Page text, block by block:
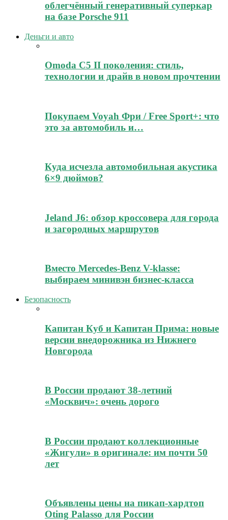
облегчённый генеративный суперкар
на базе Porsche 911
Деньги и авто
Omoda C5 II поколения: стиль,
технологии и драйв в новом прочтении
Покупаем Voyah Фри / Free Sport+: что
это за автомобиль и…
Куда исчезла автомобильная акустика
6×9 дюймов?
Jeland J6: обзор кроссовера для города
и загородных маршрутов
Вместо Mercedes-Benz V-klasse:
выбираем минивэн бизнес-класса
Безопасность
Капитан Куб и Капитан Прима: новые
версии внедорожника из Нижнего
Новгорода
В России продают 38-летний
«Москвич»: очень дорого
В России продают коллекционные
«Жигули» в оригинале: им почти 50
лет
Объявлены цены на пикап-хардтоп
Oting Palasso для России